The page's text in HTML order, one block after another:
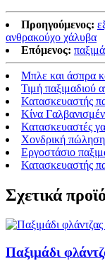
Προηγούμενος:
ανθρακούχο χάλυβα
Επόμενος:
Μπλε και άσπρα
Τιμή παξιμαδιού
Κατασκευαστής
Κίνα
Κατασκευαστές
Χονδρική πώληση
Εργοστάσιο
Κατασκευαστής
Σχετικά
Παξιμάδι